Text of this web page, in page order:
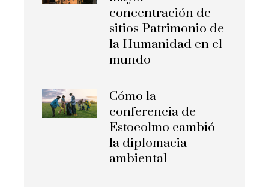
concentración de
sitios Patrimonio de
la Humanidad en el
mundo
Cómo la
conferencia de
Estocolmo cambió
la diplomacia
ambiental